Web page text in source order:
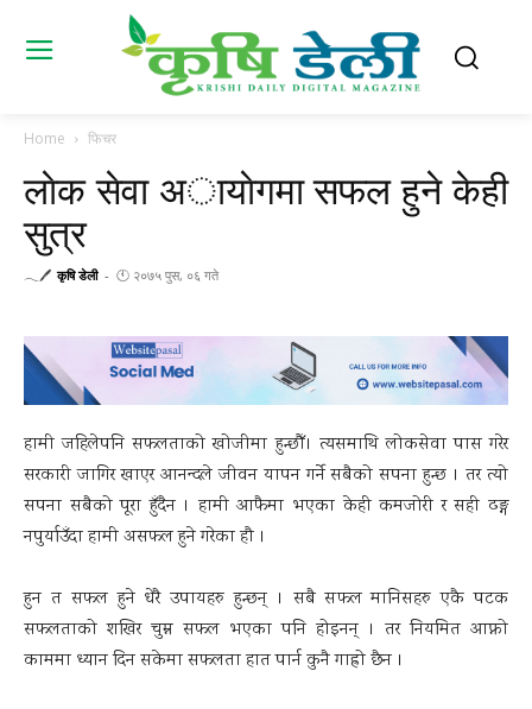
Home फिचर
लाेक सेवा अायाेगमा सफल हुने केही
सुत्र
𓂃🖊 कृषि डेली - 🕚 २०७५ पुस, ०६ गते
हामी जहिलेपनि सफलताको खोजीमा हुन्छौँ। त्यसमाथि लोकसेवा पास गरेर
सरकारी जागिर खाएर आनन्दले जीवन यापन गर्ने सबैको सपना हुन्छ । तर त्यो
सपना सबैको पूरा हुँदैन । हामी आफैमा भएका केही कमजोरी र सही ढङ्ग
नपुर्याउँदा हामी असफल हुने गरेका हौ ।
हुन त सफल हुने धेरै उपायहरु हुन्छन् । सबै सफल मानिसहरु एकै पटक
सफलताको शखिर चुम्न सफल भएका पनि होइनन् । तर नियमित आफ्नो
काममा ध्यान दिन सकेमा सफलता हात पार्न कुनै गाह्रो छैन ।